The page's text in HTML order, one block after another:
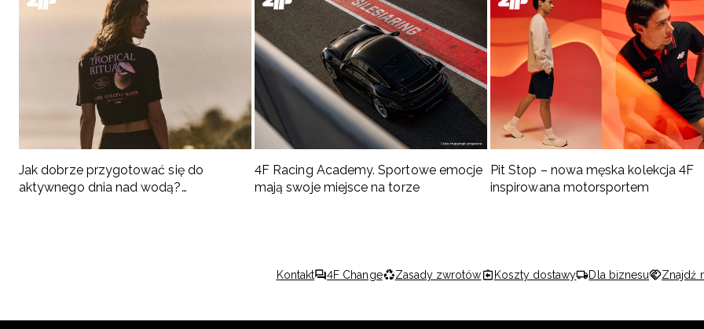
Jak dobrze przygotować się do
aktywnego dnia nad wodą?
4F Racing Academy. Sportowe emocje
mają swoje miejsce na torze
Pit Stop – nowa męska kolekcja 4F
inspirowana motorsportem
Kontakt 4F Change Zasady zwrotów Koszty dostawy Dla biznesu Znajdź